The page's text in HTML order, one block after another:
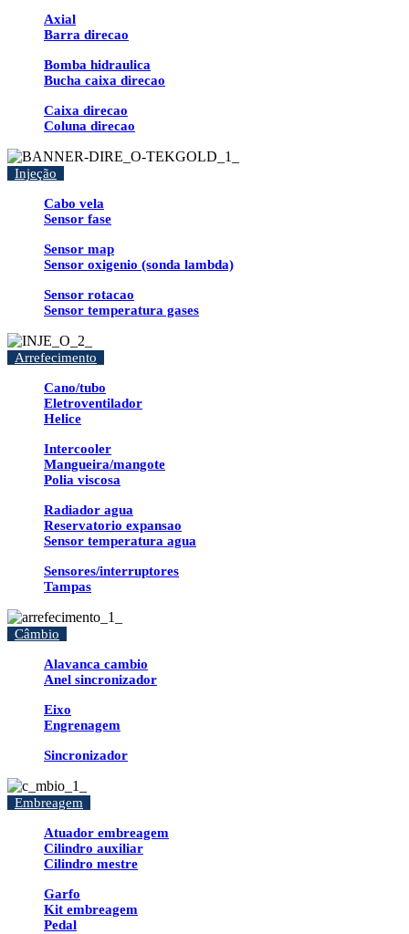
Axial
Barra direcao
Bomba hidraulica
Bucha caixa direcao
Caixa direcao
Coluna direcao
Injeção
Cabo vela
Sensor fase
Sensor map
Sensor oxigenio (sonda lambda)
Sensor rotacao
Sensor temperatura gases
Arrefecimento
Cano/tubo
Eletroventilador
Helice
Intercooler
Mangueira/mangote
Polia viscosa
Radiador agua
Reservatorio expansao
Sensor temperatura agua
Sensores/interruptores
Tampas
Câmbio
Alavanca cambio
Anel sincronizador
Eixo
Engrenagem
Sincronizador
Embreagem
Atuador embreagem
Cilindro auxiliar
Cilindro mestre
Garfo
Kit embreagem
Pedal